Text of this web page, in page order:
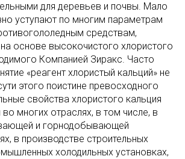
для деревьев и почвы. Мало
уступают по многим параметрам
средствам,
основе высокочистого хлористого
Компанией Зиракс. Часто
«реагент хлористый кальций» не
этого поистине превосходного
свойства хлористого кальция
многих отраслях, в том числе, в
и горнодобывающей
в производстве строительных
холодильных установках,